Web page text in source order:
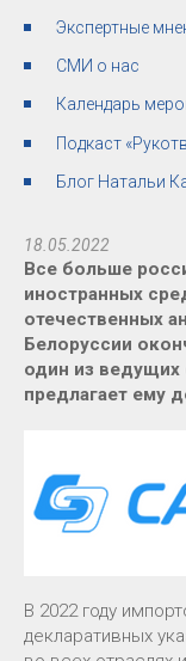
Экспертные
СМИ о нас
Календарь
Подкаст
Блог Натальи
18.05.2022
Все больше
иностранных
отечественных
Белоруссии
один из ведущих
предлагает ему
В 2022 году
декларативных